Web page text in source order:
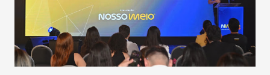
secretário. Segundo ele, é uma epidemia com chance de
contaminação alta, podendo gerar um grande risco à
população e ao sistema de saúde. “Precisamos saber fazer a
estratificação do risco da doença, para não so...